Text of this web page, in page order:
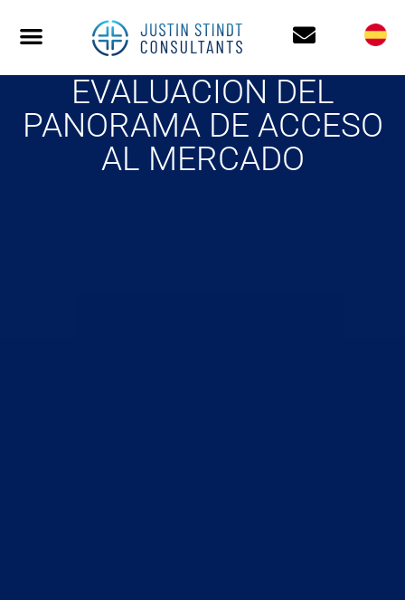
EVALUACION DEL
PANORAMA DE ACCESO
AL MERCADO